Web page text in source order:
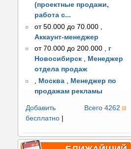
(проектные продажи,
работа с...
от 50.000 до 70.000
Аккаунт-менеджер
от 70.000 до 200.000 , г
Новосибирск , Менеджер
отдела продаж
, Москва , Менеджер по
продажам рекламы
Всего 4262
Добавить
бесплатно